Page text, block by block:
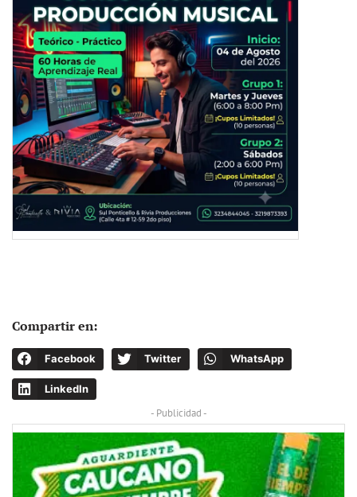
Compartir en:
Facebook Twitter WhatsApp
LinkedIn
- Publicidad -